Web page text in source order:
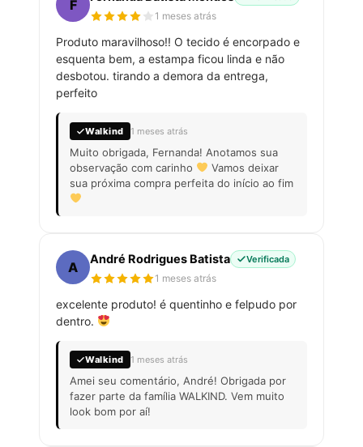
F
1 meses atrás
Produto maravilhoso!! O tecido é encorpado e
esquenta bem, a estampa ficou linda e não
desbotou. tirando a demora da entrega,
perfeito
Walkind 1 meses atrás
Muito obrigada, Fernanda! Anotamos sua
observação com carinho
Vamos deixar
sua próxima compra perfeita do início ao fim
A
André Rodrigues Batista Verificada
1 meses atrás
excelente produto! é quentinho e felpudo por
dentro.
Walkind 1 meses atrás
Amei seu comentário, André! Obrigada por
fazer parte da família WALKIND. Vem muito
look bom por aí!